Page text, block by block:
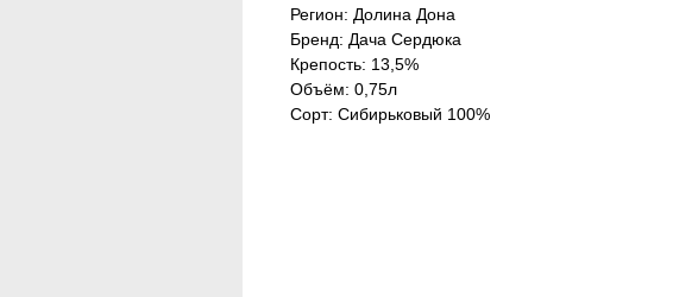
Регион: Долина Дона
Бренд: Дача Сердюка
Крепость: 13,5%
Объём: 0,75л
Сорт: Сибирьковый 100%